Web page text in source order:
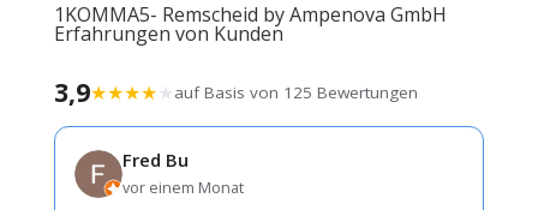
1KOMMA5- Remscheid by Ampenova GmbH
Erfahrungen von Kunden
3,9★★★★★auf Basis von 125 Bewertungen
Fred Bu
vor einem Monat